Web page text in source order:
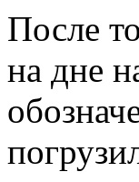
После
на дне